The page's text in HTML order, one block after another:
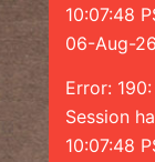
10:07:48
06-Aug-
Error:
Session
10:07:48